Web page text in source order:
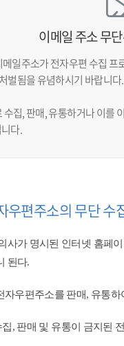
이메일 주소 무
일주소가 전자우편 수집
벌됨을 유념하시기 바랍니다.
집, 판매, 유통하거나 이를
다.
편주소의 무단 수
사가 명시된 인터넷 홈페
된다.
우편주소를 판매, 유통하
, 판매 및 유통이 금지된